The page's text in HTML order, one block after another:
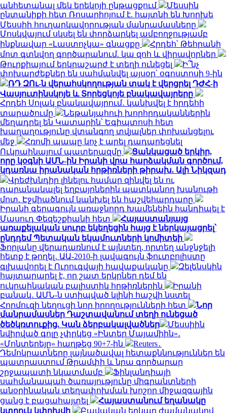
անհետանալ մեկ երեկոյի ընթացքում
Մեսսին
ընտանիքի հետ Ռոսարիոյում է. հայտնի են Խորխե
Մեսսիի հուղարկավորության մանրամասները
Մոսկվայում սկսել են փորձարկել ամբողջությամբ
ինքնավար «Լաստոչկա» գնացքը
Հրդեհ՝ Թեհրանի
մոտ գտնվող գործարանում. կա զոհ և վիրավորներ
Թուրքիայում երկրաշարժ է տեղի ունեցել
Ի՞նչ
փոխարժեքներ են սահմանվել այսօր՝ օգոստոսի 9-ին
ՌԴ ԶՈւ-ն վերահսկողության տակ է վերցրել ԴԺՀ-ի
Վասյուտինսկոյե և Տորեցկոյե բնակավայրերը
Հրդեհ Սոլակ բնակավայրում․ կանխվել է հրդեհի
տարածումը
Նեթանյահուի խորհրդականներին
մեղադրել են Կատարին՝ Եգիպտոսի հետ
խաղաղությունը վտանգող տվյալներ փոխանցելու
մեջ
Հռոմի պապը կոչ է արել դադարեցնել
Ուկրաինայում պատերազմը
Ցանկացած երկիր,
որը կօգնի ԱՄՆ-ին Իրանի վրա հարձակման գործում,
կդառնա իրանական հրթիռների թիրախ. Ալի Նիկզադ
Վրեժխնդիր լինելու համար զինվել են ու
դարանակալել եղբայրներին պատկանող խանութի
մոտ. Էջմիածնում կանխել են հաշվեհարդարը
Իրանի գերագույն առաջնորդ Խամենեին հանդիպել է
Մասուդ Փեզեշքիանի հետ
Հայաստանյայց
առաքելական սուրբ եկեղեցին հայց է ներկայացրել՝
ընդդեմ Պետական եկամուտների կոմիտեի
Ֆորլանը վերադառնում է այնտեղ, որտեղ անջնջելի
հետք է թողել․ ԱԱ-2010-ի լավագույն ֆուտբոլիստը
գլխավորել է Ուրուգվայի հավաքականը
Զելենսկին
հայտարարել է, որ շատ երկրներ դեմ են
ուկրաինական բալիստիկ հրթիռներին
Իրանի
բանակ․ ԱՄՆ-ն ստիպված կլինի հաշվի նստել
Հորմուզի նեղուցի նոր իրողությունների հետ
Նոր
մանրամասներ Դաշտավանում տեղի ունեցած
ծեծկռտուքից. Կան ձերբակալվածներ
Մեսսիին
նվիրված գոլը չփրկեց «Ինտեր Մայամիին»․
«Մոնտերեյը» հաղթեց 90+7-ին
Reuters․
Դեմոկրատները լայնածավալ հետաքննություններ են
պատրաստում Թրամփի և նրա գործարար
շրջապատի նկատմամբ
Ֆինլանդիայի
սահմանապահ ծառայությունը միգրանտների
անօրինական տեղափոխման խոշոր միջազգային
ցանց է բացահայտել
Հայաստանում եղանակը
կտրուկ կփոխվի
Բավական երկար ժամանակով